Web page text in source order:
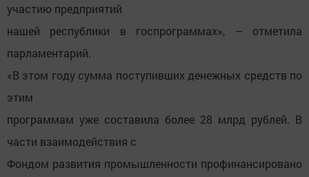
участию предприятий
нашей республики в госпрограммах», – отметила
парламентарий.
«В этом году сумма поступивших денежных средств по
этим
программам уже составила более 28 млрд рублей. В
части взаимодействия с
Фондом развития промышленности профинансировано